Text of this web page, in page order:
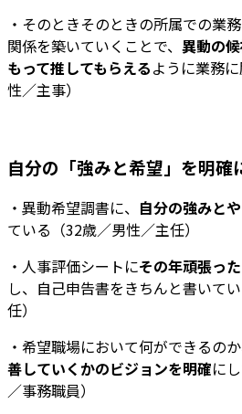
・そのときそのときの所属での業
関係を築いていくことで、 異動の
もって推してもらえるように業務
性／主事）
自分の「強みと希望」を明確
・異動希望調書に、 自分の強みと
ている（32歳／男性／主任）
・人事評価シートにその年頑張っ
し、自己申告書をきちんと書いて
任）
・希望職場において何ができるのか
善していくかのビジョンを明確に
／事務職員）